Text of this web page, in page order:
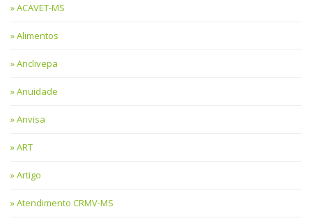
ACAVET-MS
Alimentos
Anclivepa
Anuidade
Anvisa
ART
Artigo
Atendimento CRMV-MS